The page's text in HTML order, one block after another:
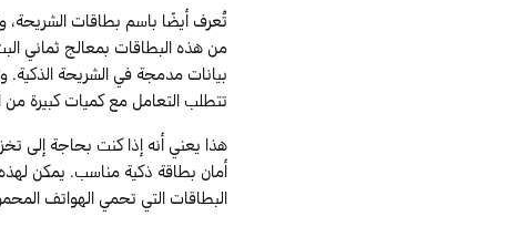
تُعرف أيضًا باسم بطاقات الشريحة،
منهذه البطاقات بمعالج ثماني
بيانات مدمجة في الشريحة
تتطلب التعامل مع كميات كبيرة من
هذا يعني أنه إذا كنت بحاجة إلى
أمان بطاقة ذكية مناسب. يمكن
البطاقات التي تحمي الهواتف